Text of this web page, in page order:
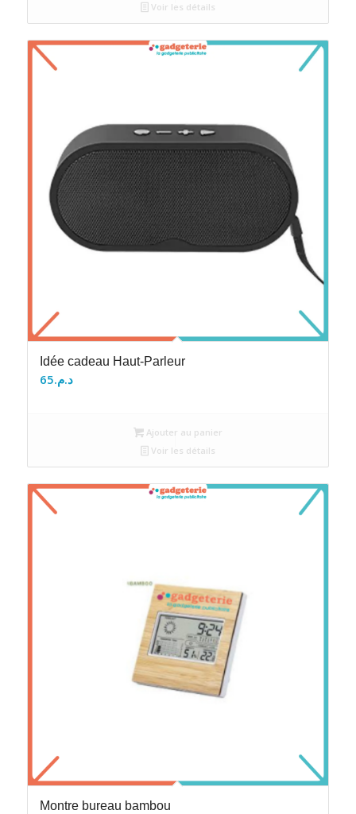
Voir les détails
Idée cadeau Haut-Parleur
د.م.65
Ajouter au panier
Voir les détails
Montre bureau bambou